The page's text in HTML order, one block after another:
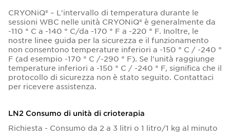
CRYONiQ® – L'intervallo di temperatura durante le
sessioni WBC nelle unità CRYONiQ® è generalmente da
-110 ° C a -140 ° C/da -170 ° F a -220 ° F. Inoltre, le
nostre linee guida per la sicurezza e il funzionamento
non consentono temperature inferiori a -150 ° C / -240 °
F (ad esempio -170 ° C /-290 ° F). Se l'unità raggiunge
temperature inferiori a -150 ° C / -240 ° F, significa che il
protocollo di sicurezza non è stato seguito. Contattaci
per ricevere assistenza.
LN2 Consumo di unità di crioterapia
Richiesta - Consumo da 2 a 3 litri o 1 litro/1 kg al minuto